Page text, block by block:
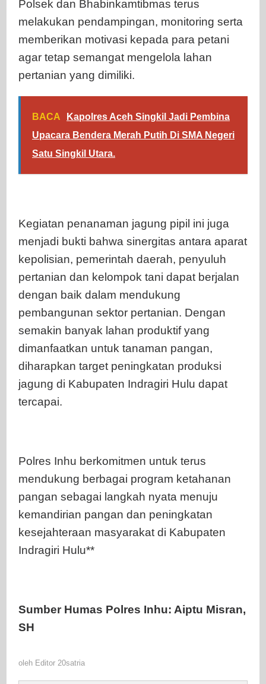
Polsek dan Bhabinkamtibmas terus
melakukan pendampingan, monitoring serta
memberikan motivasi kepada para petani
agar tetap semangat mengelola lahan
pertanian yang dimiliki.
BACA
Kapolres Aceh Singkil Jadi Pembina
Upacara Bendera Merah Putih Di SMA Negeri
Satu Singkil Utara.
Kegiatan penanaman jagung pipil ini juga
menjadi bukti bahwa sinergitas antara aparat
kepolisian, pemerintah daerah, penyuluh
pertanian dan kelompok tani dapat berjalan
dengan baik dalam mendukung
pembangunan sektor pertanian. Dengan
semakin banyak lahan produktif yang
dimanfaatkan untuk tanaman pangan,
diharapkan target peningkatan produksi
jagung di Kabupaten Indragiri Hulu dapat
tercapai.
Polres Inhu berkomitmen untuk terus
mendukung berbagai program ketahanan
pangan sebagai langkah nyata menuju
kemandirian pangan dan peningkatan
kesejahteraan masyarakat di Kabupaten
Indragiri Hulu**
Sumber Humas Polres Inhu: Aiptu Misran,
SH
oleh Editor 20satria